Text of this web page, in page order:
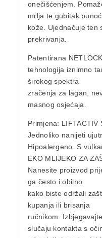
onečišćenjem.
mrlja te gubitak
kože. Ujednačuje ten
prekrivanja.
Patentirana
tehnologija iznimno
širokog spektra
zračenja za lagan,
masnog osjećaja.
Primjena: LIFTACTIV
Jednoliko nanijeti
Hipoalergeno. S
EKO MLIJEKO ZA
Nanesite proizvod
ga često i obilno
kako biste održali
kupanja ili brisanja
ručnikom.
slučaju kontakta s